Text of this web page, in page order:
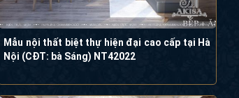
Mẫu nội thất biệt thự hiện đại cao cấp tại
Hà Nội (CĐT: bà Sáng) NT42022